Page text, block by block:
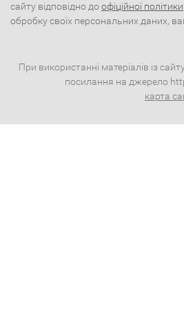
сайту відповідно до офіційної політики
обробку своїх персональних даних,
При використанні матеріалів із
посилання на джерело
карта